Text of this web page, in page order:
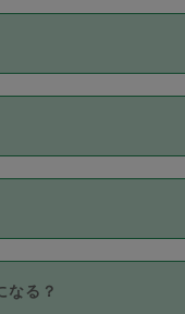
い場合は、延長機能
相談し、合意の上事
ざいません。
んで設定しています。
ー件数、レビューの
ています。
／AMERICAN
なる？